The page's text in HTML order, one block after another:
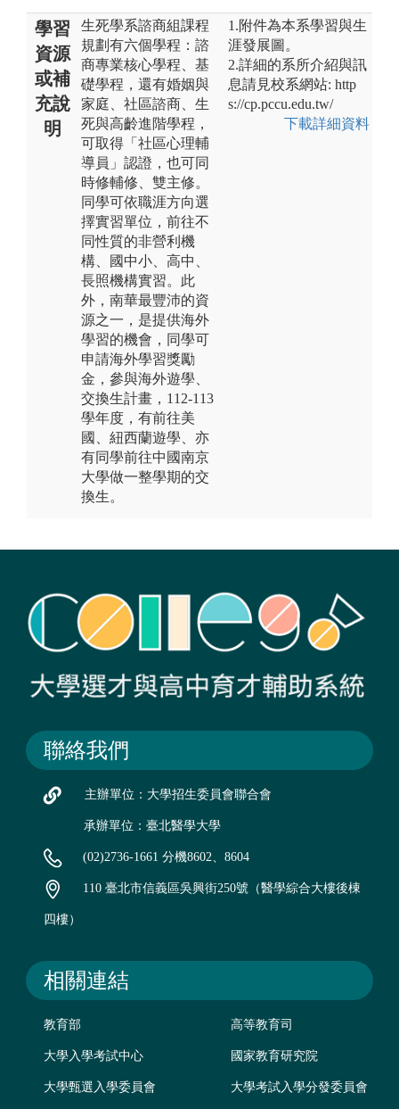
學習
資源
或補
充說
明
生死學系諮商組課程
規劃有六個學程：諮
商專業核心學程、基
礎學程，還有婚姻與
家庭、社區諮商、生
死與高齡進階學程，
可取得「社區心理輔
導員」認證，也可同
時修輔修、雙主修。
同學可依職涯方向選
擇實習單位，前往不
同性質的非營利機
構、國中小、高中、
長照機構實習。此
外，南華最豐沛的資
源之一，是提供海外
學習的機會，同學可
申請海外學習獎勵
金，參與海外遊學、
交換生計畫，112-113
學年度，有前往美
國、紐西蘭遊學、亦
有同學前往中國南京
大學做一整學期的交
換生。
1.附件為本系學習與生
涯發展圖。
2.詳細的系所介紹與訊
息請見校系網站: http
s://cp.pccu.edu.tw/
下載詳細資料
聯絡我們
主辦單位：大學招生委員會聯合會
承辦單位：臺北醫學大學
(02)2736-1661 分機8602、8604
110 臺北市信義區吳興街250號（醫學綜合大樓後棟
四樓）
相關連結
教育部 高等教育司
大學入學考試中心 國家教育研究院
大學甄選入學委員會 大學考試入學分發委員會